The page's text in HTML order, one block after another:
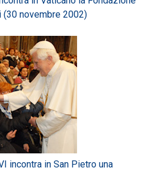
(30 novembre 2002)
incontra in San Pietro una